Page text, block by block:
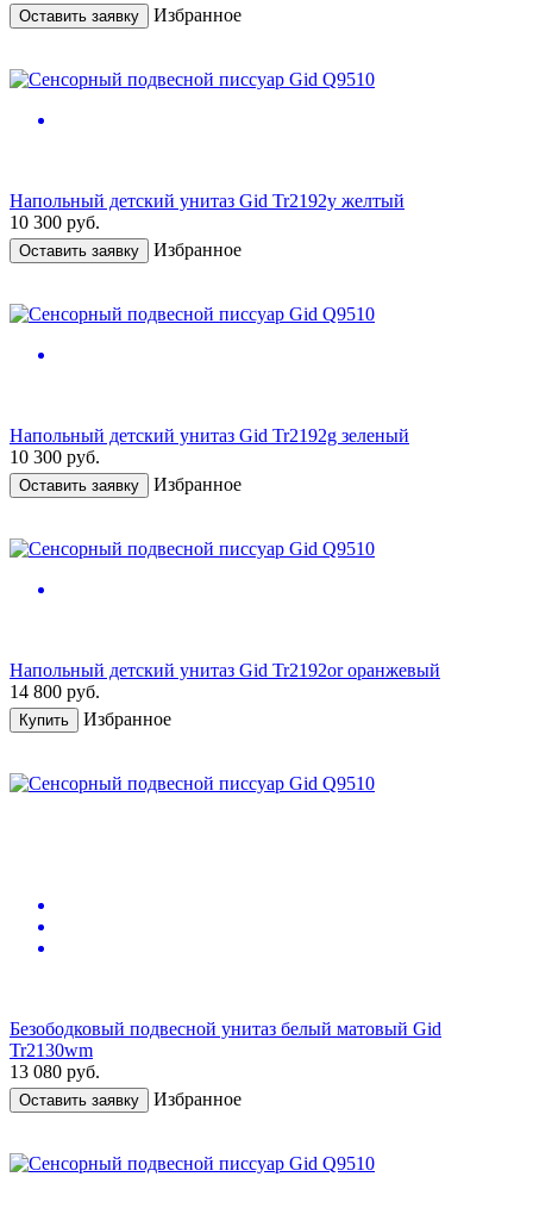
Оставить заявку Избранное
Напольный детский унитаз Gid Tr2192y желтый
10 300 руб.
Оставить заявку Избранное
Напольный детский унитаз Gid Tr2192g зеленый
10 300 руб.
Оставить заявку Избранное
Напольный детский унитаз Gid Tr2192or оранжевый
14 800 руб.
Купить Избранное
Безободковый подвесной унитаз белый матовый Gid
Tr2130wm
13 080 руб.
Оставить заявку Избранное